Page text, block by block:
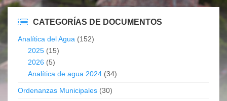
CATEGORÍAS DE DOCUMENTOS
Analítica del Agua (152)
2025 (15)
2026 (5)
Analítica de agua 2024 (34)
Ordenanzas Municipales (30)